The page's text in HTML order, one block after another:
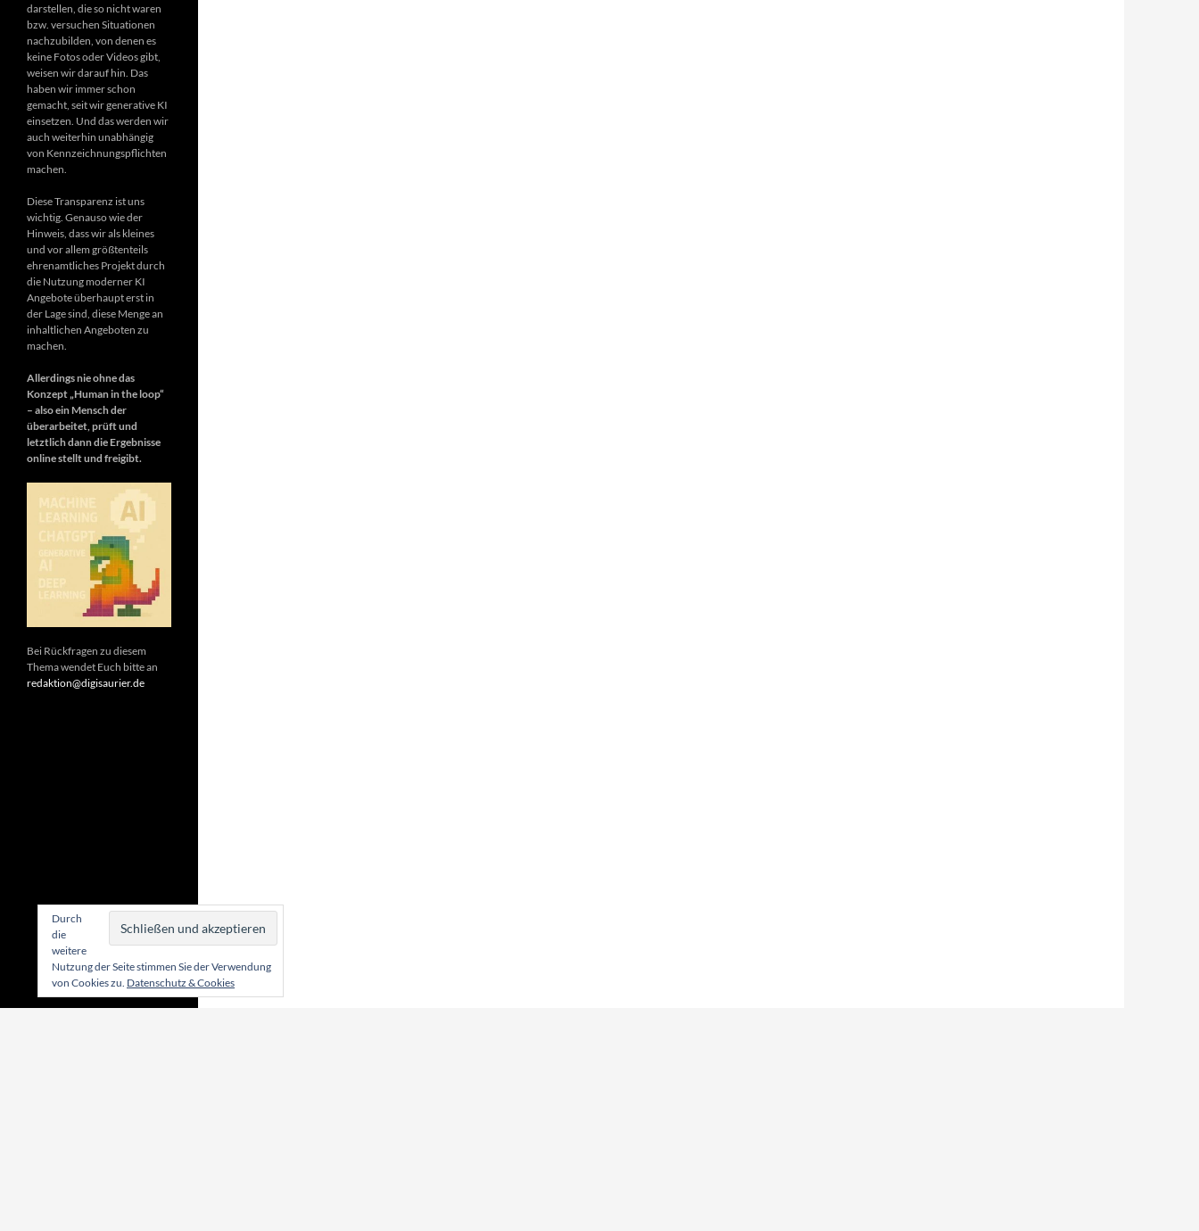
darstellen, die so nicht waren
bzw. versuchen Situationen
nachzubilden, von denen es
keine Fotos oder Videos gibt,
weisen wir darauf hin. Das
haben wir immer schon
gemacht, seit wir generative KI
einsetzen. Und das werden wir
auch weiterhin unabhängig
von Kennzeichnungspflichten
machen.
Diese Transparenz ist uns
wichtig. Genauso wie der
Hinweis, dass wir als kleines
und vor allem größtenteils
ehrenamtliches Projekt durch
die Nutzung moderner KI
Angebote überhaupt erst in
der Lage sind, diese Menge an
inhaltlichen Angeboten zu
machen.
Allerdings nie ohne das
Konzept „Human in the loop“
– also ein Mensch der
überarbeitet, prüft und
letztlich dann die Ergebnisse
online stellt und freigibt.
Bei Rückfragen zu diesem
Thema wendet Euch bitte an
redaktion@digisaurier.de
Durch
die
weitere
Nutzung der Seite stimmen Sie der Verwendung
von Cookies zu. Datenschutz & Cookies